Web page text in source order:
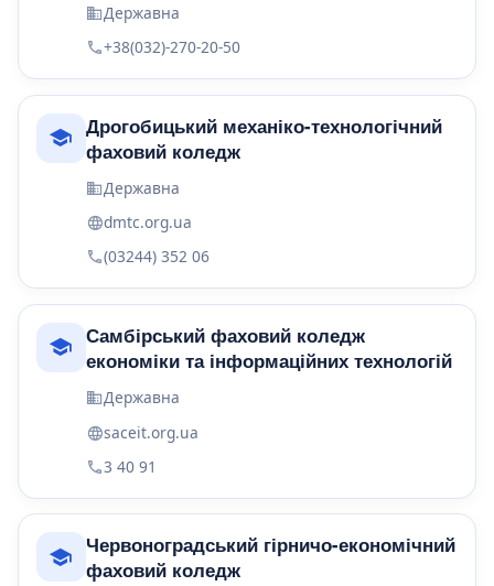
Державна
+38(032)-270-20-50
Дрогобицький механіко-технологічний
фаховий коледж
Державна
dmtc.org.ua
(03244) 352 06
Самбірський фаховий коледж
економіки та інформаційних технологій
Державна
saceit.org.ua
3 40 91
Червоноградський гірничо-економічний
фаховий коледж